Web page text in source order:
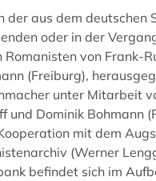
der aus dem deutschen
oder in der
Romanisten von Frank-
(Freiburg),
unter Mitarbeit
und Dominik Bohmann
mit dem
(Werner
befindet sich im